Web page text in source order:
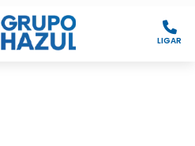
LIGAR